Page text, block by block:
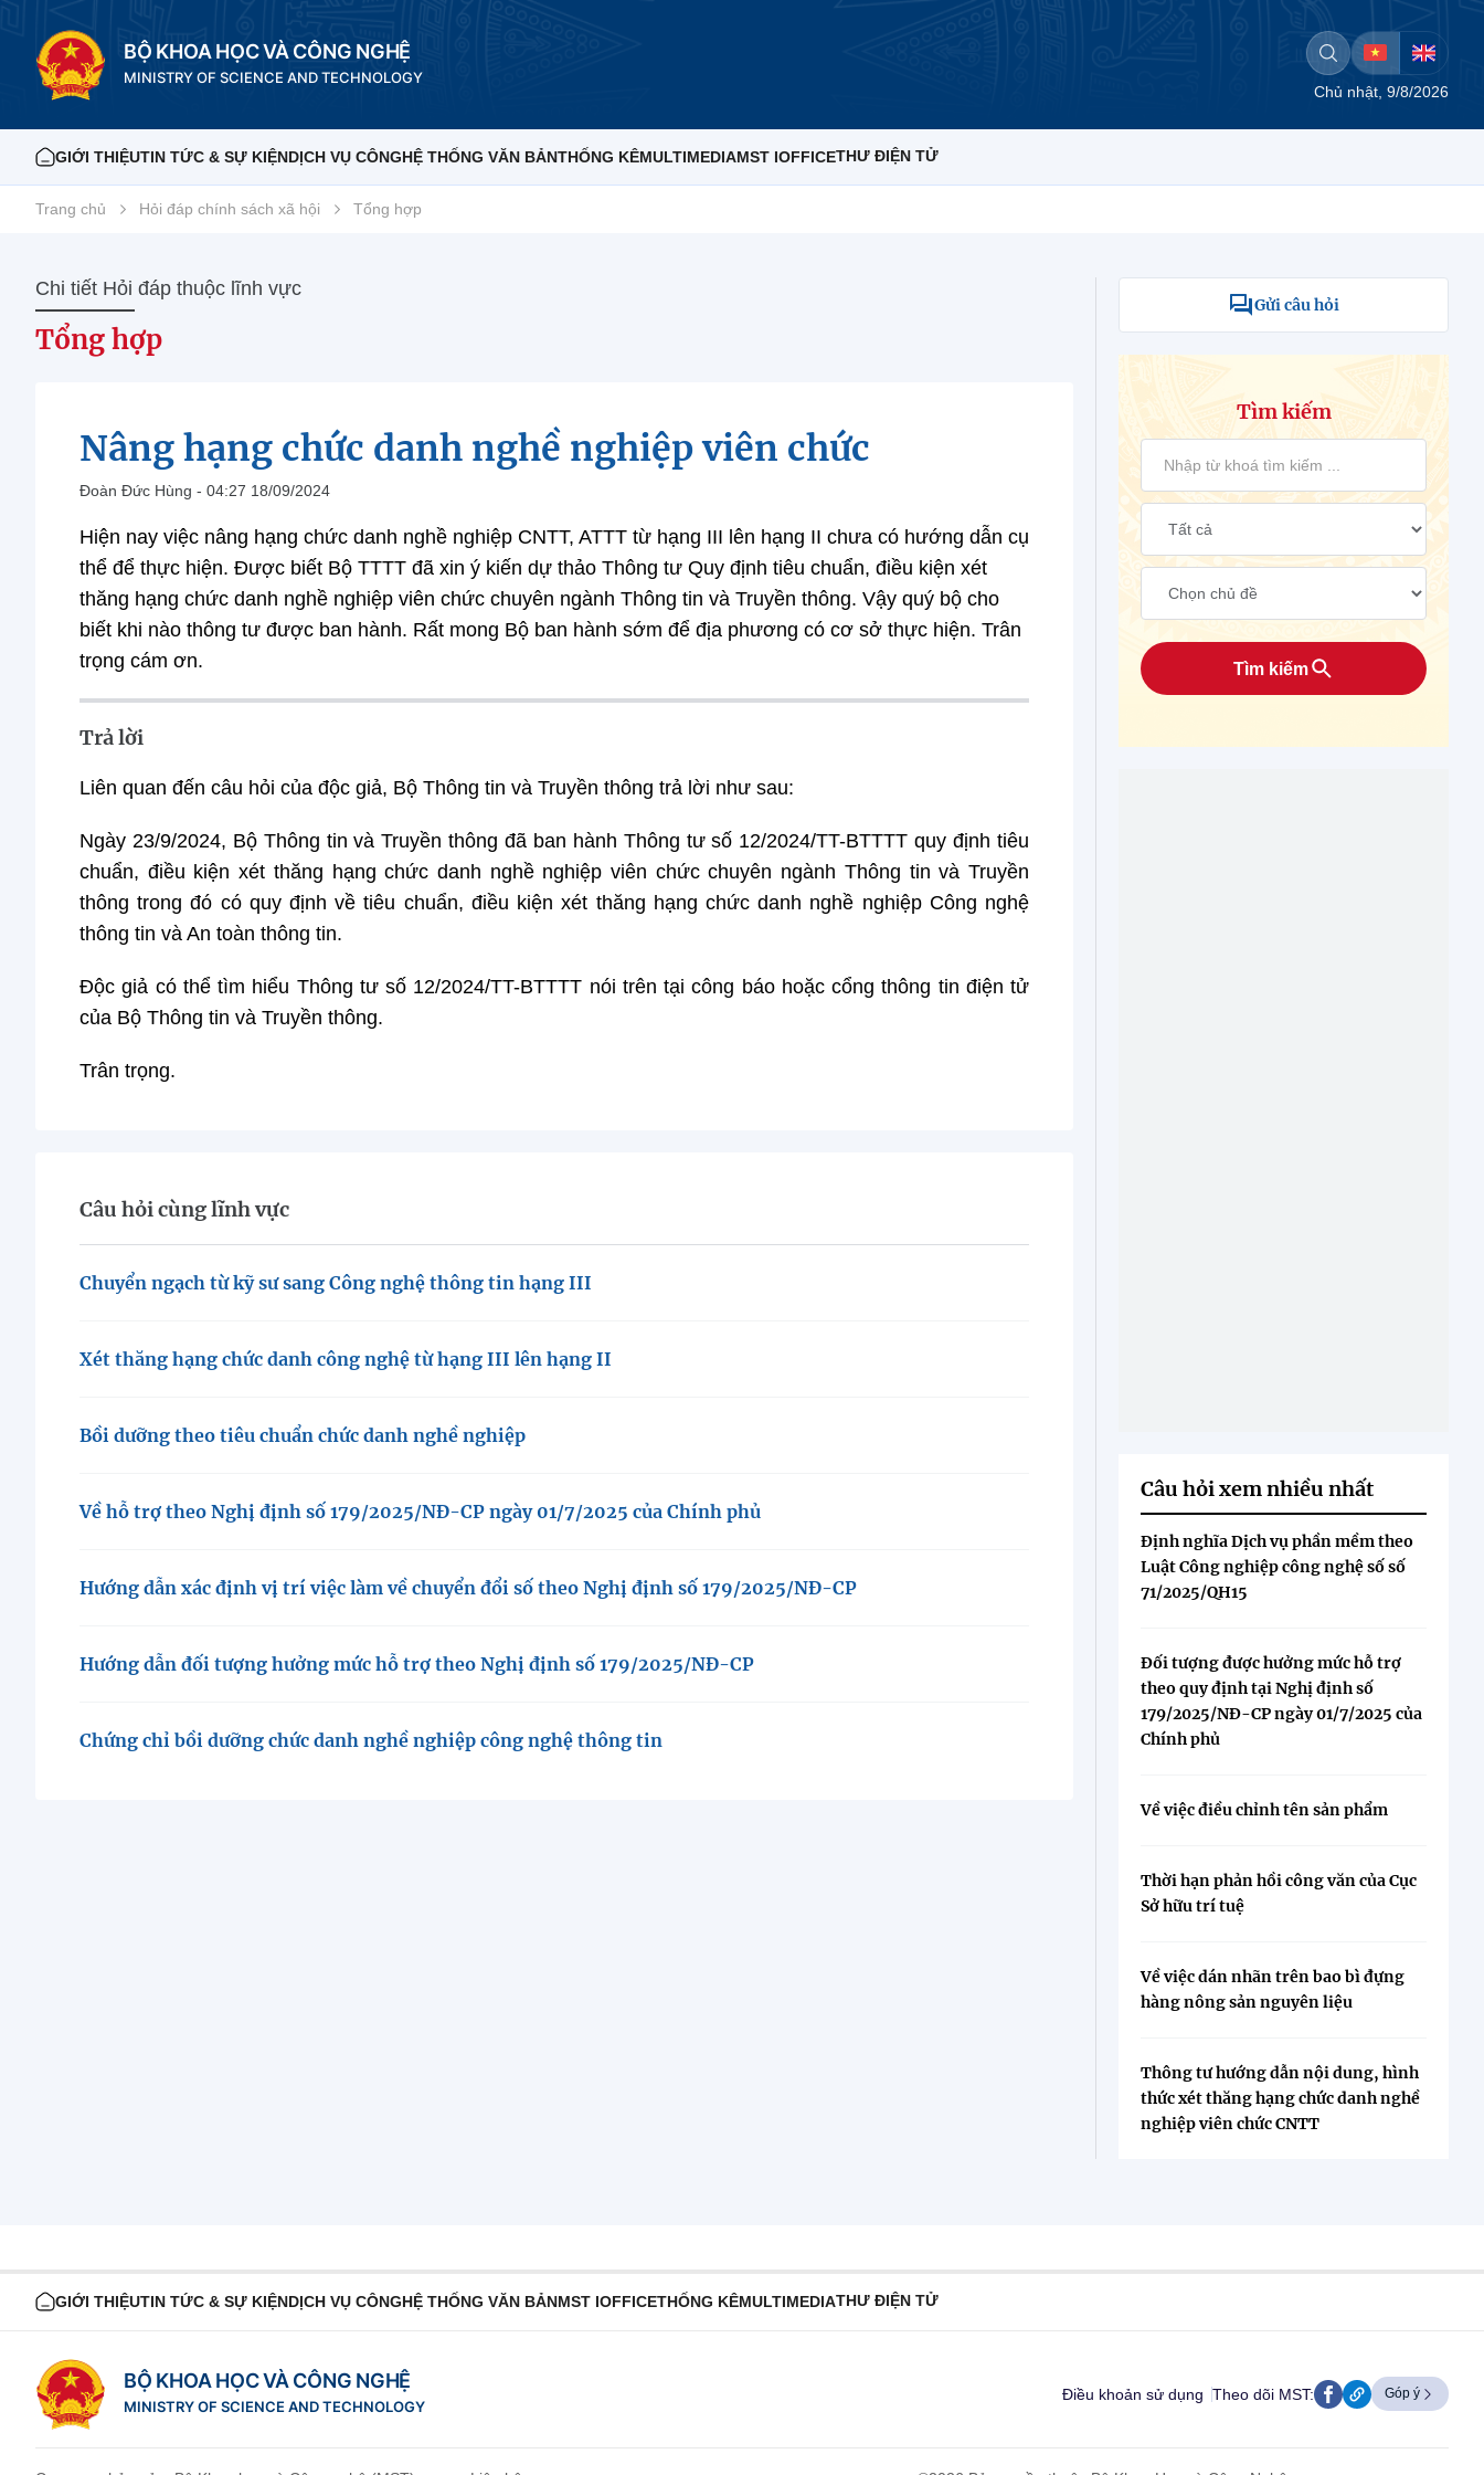
BỘ KHOA HỌC VÀ CÔNG NGHỆ
MINISTRY OF SCIENCE AND TECHNOLOGY
Chủ nhật, 9/8/2026
GIỚI THIỆUTIN TỨC & SỰ KIỆNDỊCH VỤ CÔNGHỆ THỐNG VĂN BẢNTHỐNG KÊMULTIMEDIAMST IOFFICETHƯ ĐIỆN TỬ
Trang chủ Hỏi đáp chính sách xã hội Tổng hợp
Chi tiết Hỏi đáp thuộc lĩnh vực
Tổng hợp
Nâng hạng chức danh nghề nghiệp viên chức
Đoàn Đức Hùng - 04:27 18/09/2024
Hiện nay việc nâng hạng chức danh nghề nghiệp CNTT, ATTT từ hạng III lên hạng II chưa có hướng dẫn cụ
thể để thực hiện. Được biết Bộ TTTT đã xin ý kiến dự thảo Thông tư Quy định tiêu chuẩn, điều kiện xét
thăng hạng chức danh nghề nghiệp viên chức chuyên ngành Thông tin và Truyền thông. Vậy quý bộ cho
biết khi nào thông tư được ban hành. Rất mong Bộ ban hành sớm để địa phương có cơ sở thực hiện. Trân
trọng cám ơn.
Trả lời
Liên quan đến câu hỏi của độc giả, Bộ Thông tin và Truyền thông trả lời như sau:
Ngày 23/9/2024, Bộ Thông tin và Truyền thông đã ban hành Thông tư số 12/2024/TT-BTTTT quy định tiêu
chuẩn, điều kiện xét thăng hạng chức danh nghề nghiệp viên chức chuyên ngành Thông tin và Truyền
thông trong đó có quy định về tiêu chuẩn, điều kiện xét thăng hạng chức danh nghề nghiệp Công nghệ
thông tin và An toàn thông tin.
Độc giả có thể tìm hiểu Thông tư số 12/2024/TT-BTTTT nói trên tại công báo hoặc cổng thông tin điện tử
của Bộ Thông tin và Truyền thông.
Trân trọng.
Câu hỏi cùng lĩnh vực
Chuyển ngạch từ kỹ sư sang Công nghệ thông tin hạng III
Xét thăng hạng chức danh công nghệ từ hạng III lên hạng II
Bồi dưỡng theo tiêu chuẩn chức danh nghề nghiệp
Về hỗ trợ theo Nghị định số 179/2025/NĐ-CP ngày 01/7/2025 của Chính phủ
Hướng dẫn xác định vị trí việc làm về chuyển đổi số theo Nghị định số 179/2025/NĐ-CP
Hướng dẫn đối tượng hưởng mức hỗ trợ theo Nghị định số 179/2025/NĐ-CP
Chứng chỉ bồi dưỡng chức danh nghề nghiệp công nghệ thông tin
Gửi câu hỏi
Tìm kiếm
Tìm kiếm
Câu hỏi xem nhiều nhất
Định nghĩa Dịch vụ phần mềm theo
Luật Công nghiệp công nghệ số số
71/2025/QH15
Đối tượng được hưởng mức hỗ trợ
theo quy định tại Nghị định số
179/2025/NĐ-CP ngày 01/7/2025 của
Chính phủ
Về việc điều chỉnh tên sản phẩm
Thời hạn phản hồi công văn của Cục
Sở hữu trí tuệ
Về việc dán nhãn trên bao bì đựng
hàng nông sản nguyên liệu
Thông tư hướng dẫn nội dung, hình
thức xét thăng hạng chức danh nghề
nghiệp viên chức CNTT
GIỚI THIỆUTIN TỨC & SỰ KIỆNDỊCH VỤ CÔNGHỆ THỐNG VĂN BẢNMST IOFFICETHỐNG KÊMULTIMEDIATHƯ ĐIỆN TỬ
BỘ KHOA HỌC VÀ CÔNG NGHỆ
MINISTRY OF SCIENCE AND TECHNOLOGY
Điều khoản sử dụng Theo dõi MST: Góp ý